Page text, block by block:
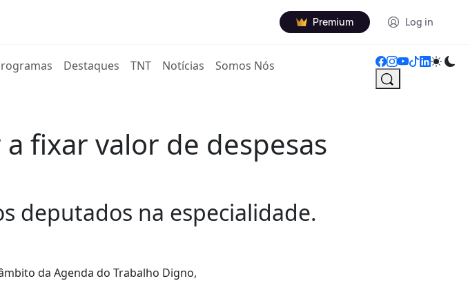
Premium Log in
Destaques TNT Notícias Somos Nós
fixar valor de despesas
deputados na especialidade.
da Agenda do Trabalho Digno,